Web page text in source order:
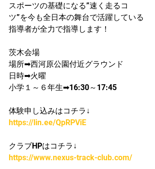
スポーツの基礎になる”速く走るコ
ツ”を今も全日本の舞台で活躍している
指導者が​全力で指導します！
茨木会場
場所➡西河原公園付近グラウンド
日時➡火曜
​小学１～６年生➡16:30～17:45
体験申し込みはコチラ↓
https://lin.ee/QpRPViE
クラブHPはコチラ↓
https://www.nexus-track-club.com/